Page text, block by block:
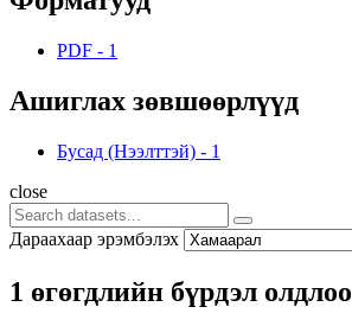
PDF - 1
Ашиглах зөвшөөрлүүд
Бусад (Нээлттэй) - 1
close
Дараахаар эрэмбэлэх
1 өгөгдлийн бүрдэл олдлоо